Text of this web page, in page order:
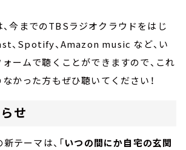
今までのTBSラジオクラウドをはじ
、Spotify、Amazon music など、い
ームで聴くことができますので、これ
かった方もぜひ聴いてください！
せ
新テーマは、「いつの間にか自宅の玄関